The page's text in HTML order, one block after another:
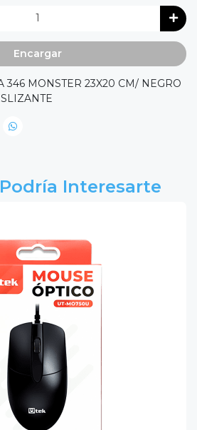
Encargar
346 MONSTER 23X20 CM/ NEGRO
Interesarte